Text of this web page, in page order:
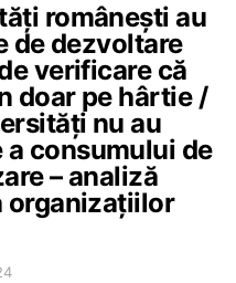
românești au
de dezvoltare
verificare că
doar pe hârtie /
nu au
a consumului de
– analiză
organizațiilor